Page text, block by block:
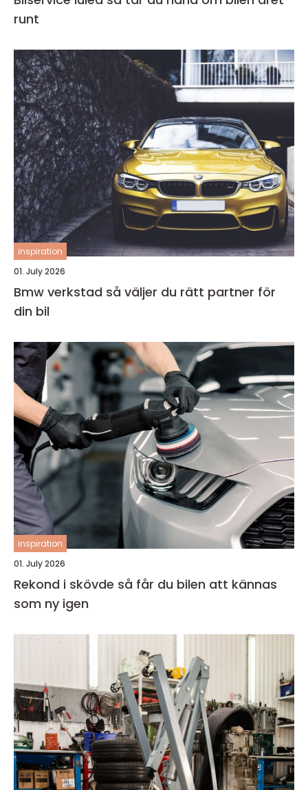
runt
inspiration
01. July 2026
Bmw verkstad så väljer du rätt partner för
din bil
inspiration
01. July 2026
Rekond i skövde så får du bilen att kännas
som ny igen